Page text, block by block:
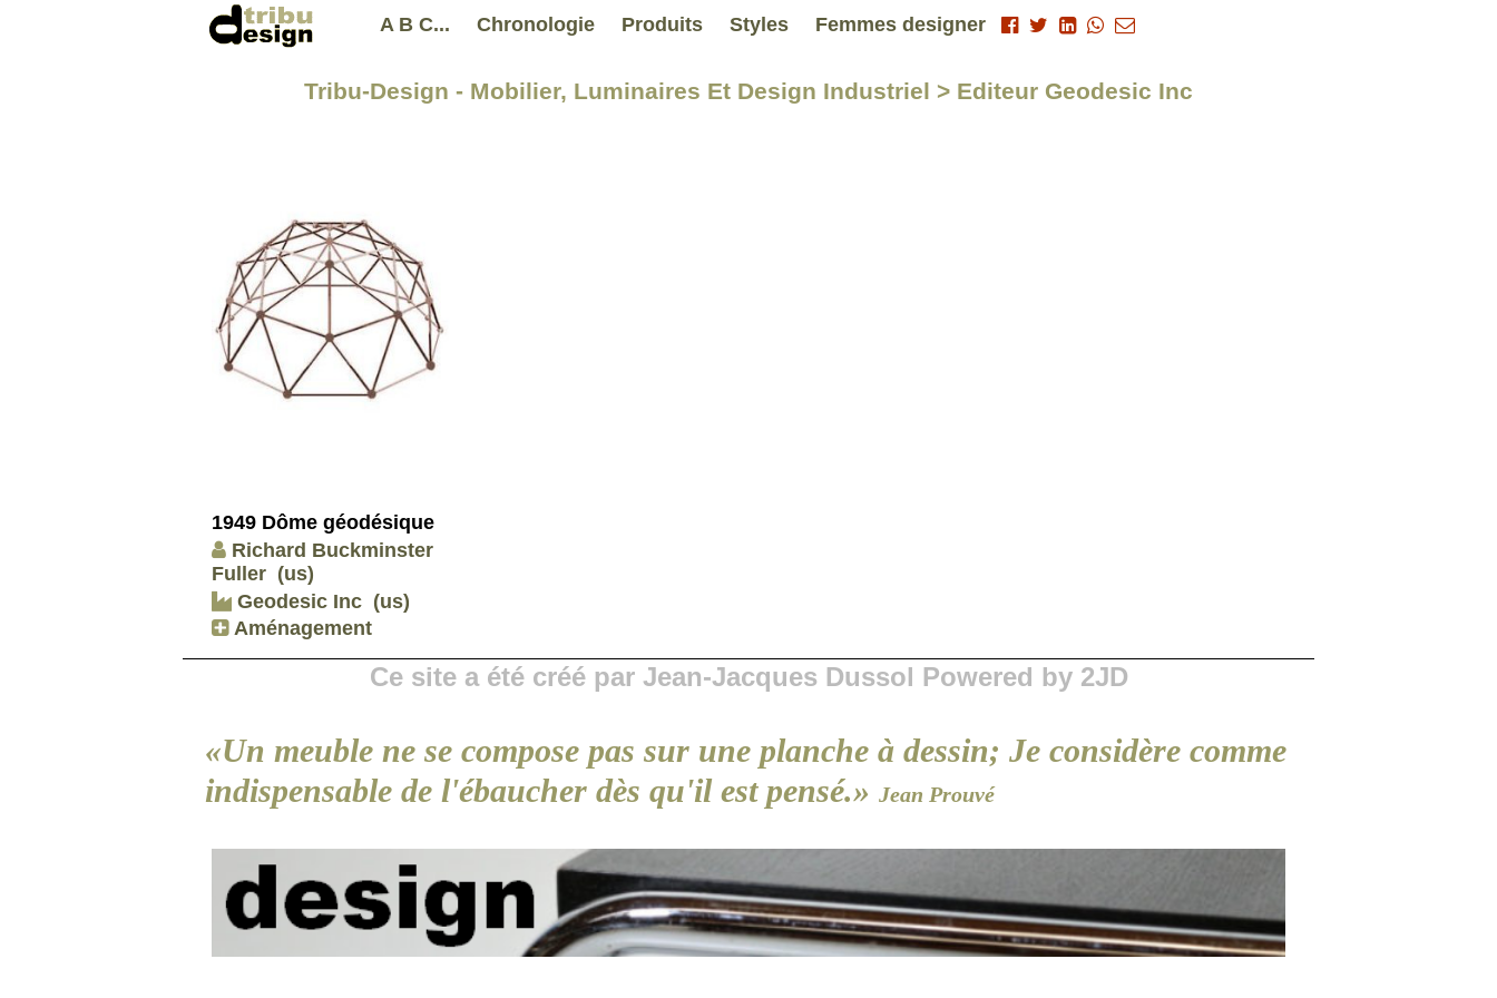
A B C... Chronologie Produits Styles Femmes designer
Tribu-Design - Mobilier, Luminaires Et Design Industriel > Editeur Geodesic Inc
1949 Dôme géodésique
Richard Buckminster
Fuller (us)
Geodesic Inc (us)
Aménagement
Ce site a été créé par Jean-Jacques Dussol Powered by 2JD
«Un meuble ne se compose pas sur une planche à dessin; Je considère comme
indispensable de l'ébaucher dès qu'il est pensé.» Jean Prouvé